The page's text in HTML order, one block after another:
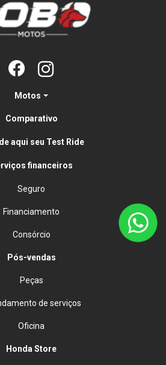
Motos
Comparativo
aqui seu Test Ride
financeiros
Seguro
Financiamento
Consórcio
Pós-vendas
Peças
de serviços
Oficina
Honda Store